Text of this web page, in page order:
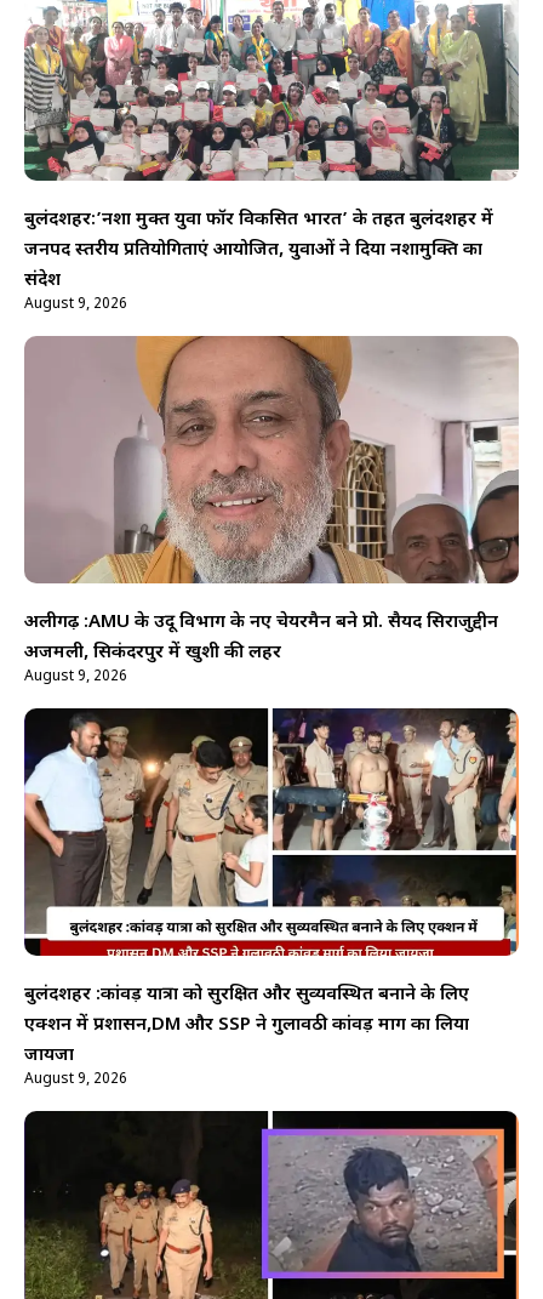
बुलंदशहर:’नशा मुक्त युवा फॉर विकसित भारत’ के तहत बुलंदशहर में
जनपद स्तरीय प्रतियोगिताएं आयोजित, युवाओं ने दिया नशामुक्ति का
संदेश
August 9, 2026
अलीगढ़ :AMU के उर्दू विभाग के नए चेयरमैन बने प्रो. सैयद सिराजुद्दीन
अजमली, सिकंदरपुर में खुशी की लहर
August 9, 2026
बुलंदशहर :कांवड़ यात्रा को सुरक्षित और सुव्यवस्थित बनाने के लिए
एक्शन में प्रशासन,DM और SSP ने गुलावठी कांवड़ मार्ग का लिया
जायजा
August 9, 2026